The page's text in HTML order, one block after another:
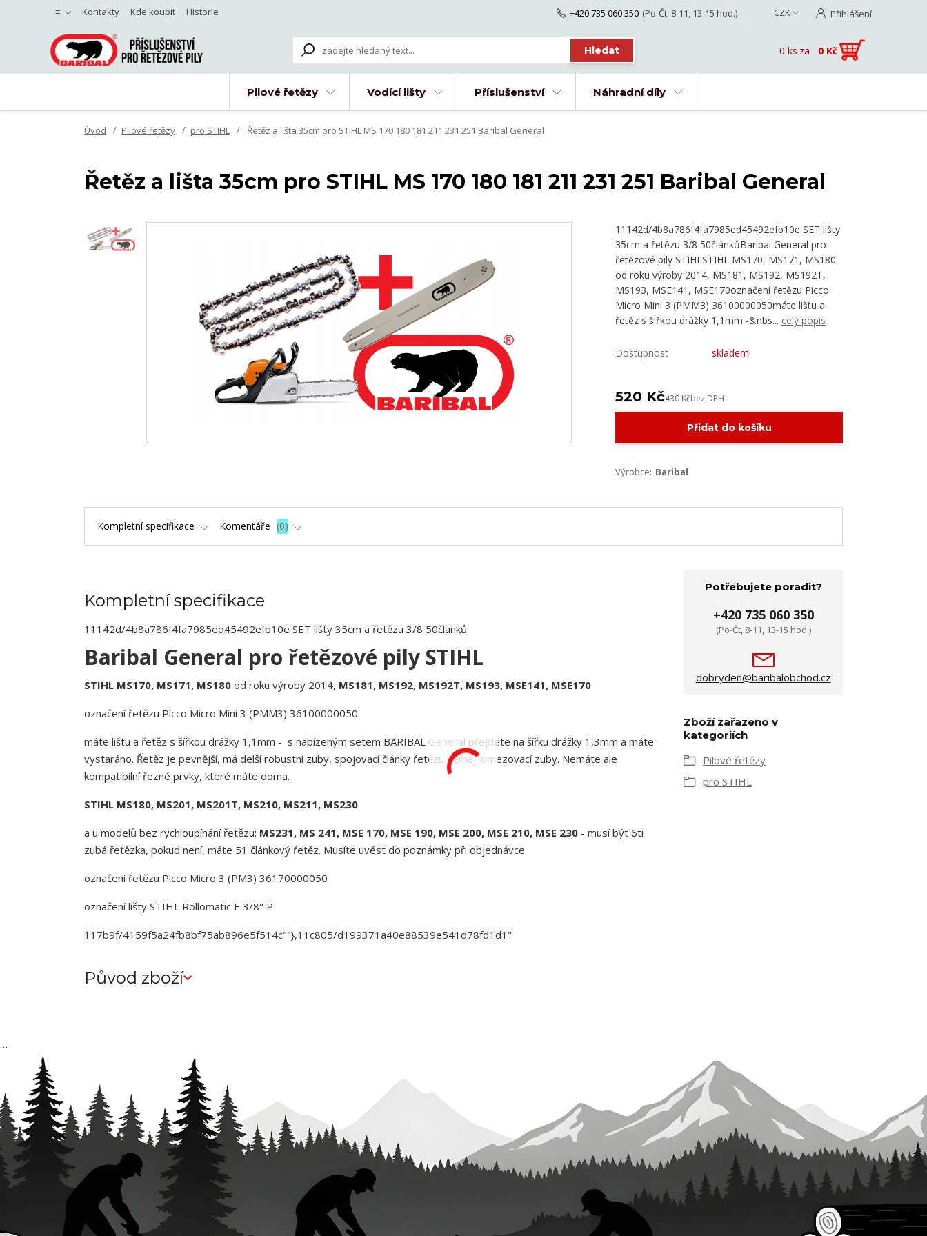
≡ Kontakty Kde koupit Historie CZK Přihlášení
Hledat
+420 735 060 350 (Po-Čt, 8-11, 13-15 hod.)
0 ks za 0 Kč
Pilové řetězy Vodící lišty Příslušenství Náhradní díly
Úvod Pilové řetězy pro STIHL Řetěz a lišta 35cm pro STIHL MS 170 180 181 211 231 251 Baribal General
Řetěz a lišta 35cm pro STIHL MS 170 180 181 211 231 251 Baribal General
11142d/4b8a786f4fa7985ed45492efb10e SET lišty
35cm a řetězu 3/8 50článkůBaribal General pro
řetězové pily STIHLSTIHL MS170, MS171, MS180
od roku výroby 2014, MS181, MS192, MS192T,
MS193, MSE141, MSE170označení řetězu Picco
Micro Mini 3 (PMM3) 36100000050máte lištu a
řetěz s šířkou drážky 1,1mm -&nbs... celý popis
Dostupnost skladem
520 Kč430 Kčbez DPH
Přidat do košíku
Výrobce: Baribal
Kompletní specifikace Komentáře 0
Kompletní specifikace
11142d/4b8a786f4fa7985ed45492efb10e SET lišty 35cm a řetězu 3/8 50článků
Baribal General pro řetězové pily STIHL
STIHL MS170, MS171, MS180 od roku výroby 2014, MS181, MS192, MS192T, MS193, MSE141, MSE170
označení řetězu Picco Micro Mini 3 (PMM3) 36100000050
máte lištu a řetěz s šířkou drážky 1,1mm - s nabízeným setem BARIBAL General přejdete na šířku drážky 1,3mm a máte
vystaráno. Řetěz je pevnější, má delší robustní zuby, spojovací články řetězu nemají omezovací zuby. Nemáte ale
kompatibilní řezné prvky, které máte doma.
STIHL MS180, MS201, MS201T, MS210, MS211, MS230
a u modelů bez rychloupínání řetězu: MS231, MS 241, MSE 170, MSE 190, MSE 200, MSE 210, MSE 230 - musí být 6ti
zubá řetězka, pokud není, máte 51 článkový řetěz. Musíte uvést do poznámky při objednávce
označení řetězu Picco Micro 3 (PM3) 36170000050
označení lišty STIHL Rollomatic E 3/8" P
117b9f/4159f5a24fb8bf75ab896e5f514c""},11c805/d199371a40e88539e541d78fd1d1"
Původ zboží
Potřebujete poradit?
+420 735 060 350
(Po-Čt, 8-11, 13-15 hod.)
dobryden@baribalobchod.cz
Zboží zařazeno v
kategoriích
Pilové řetězy
pro STIHL
…